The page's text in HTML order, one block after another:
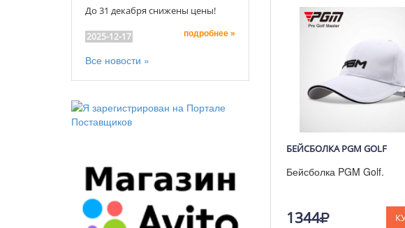
До 31 декабря снижены цены!
2025-12-17 подробнее »
Все новости »
БЕЙСБОЛКА PGM GOLF
Бейсболка PGM Golf.
1344